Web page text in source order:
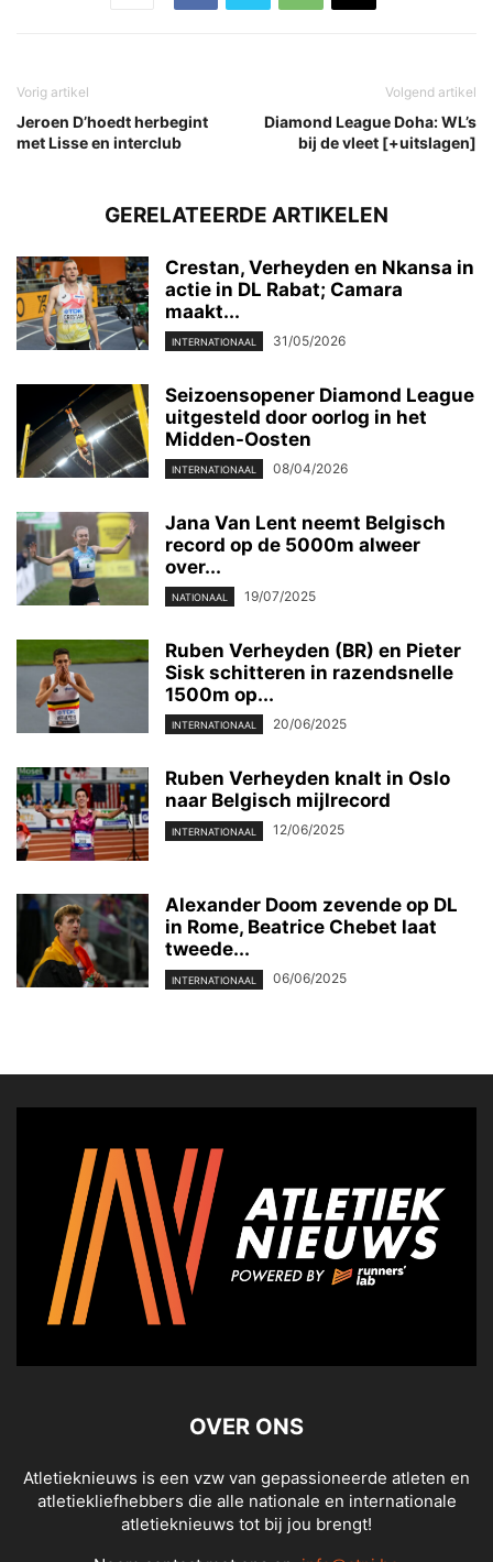
Vorig artikel
Jeroen D’hoedt herbegint
met Lisse en interclub
Volgend artikel
Diamond League Doha: WL’s
bij de vleet [+uitslagen]
GERELATEERDE ARTIKELEN
Crestan, Verheyden en Nkansa in
actie in DL Rabat; Camara
maakt...
INTERNATIONAAL 31/05/2026
Seizoensopener Diamond League
uitgesteld door oorlog in het
Midden-Oosten
INTERNATIONAAL 08/04/2026
Jana Van Lent neemt Belgisch
record op de 5000m alweer
over...
NATIONAAL 19/07/2025
Ruben Verheyden (BR) en Pieter
Sisk schitteren in razendsnelle
1500m op...
INTERNATIONAAL 20/06/2025
Ruben Verheyden knalt in Oslo
naar Belgisch mijlrecord
INTERNATIONAAL 12/06/2025
Alexander Doom zevende op DL
in Rome, Beatrice Chebet laat
tweede...
INTERNATIONAAL 06/06/2025
OVER ONS
Atletieknieuws is een vzw van gepassioneerde atleten en
atletiekliefhebbers die alle nationale en internationale
atletieknieuws tot bij jou brengt!